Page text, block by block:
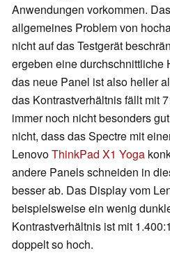
Anwendungen vorkommen.
allgemeines Problem von
nicht auf das Testgerät
ergeben eine durchschnittliche
das neue Panel ist also heller
das Kontrastverhältnis fällt mit
immer noch nicht besonders
nicht, dass das Spectre mit
LenovoThinkPad X1 Yoga
andere Panels schneiden in
besser ab. Das Display vom
beispielsweise ein wenig
Kontrastverhältnis ist mit
doppelt so hoch.